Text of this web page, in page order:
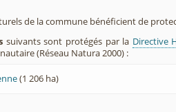
de la commune bénéficient de
suivants sont protégés par la Directive
(Réseau Natura 2000) :
(1 206 ha)